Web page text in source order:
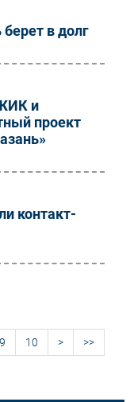
в долг
и
проект
контакт-
9 10 > >>